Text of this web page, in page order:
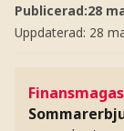
Publicerad:28
Uppdaterad: 28